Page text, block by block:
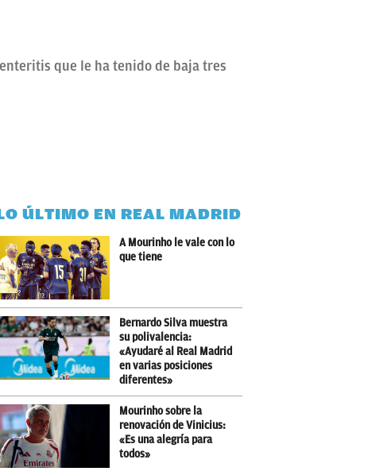
que le ha tenido de baja tres
ÚLTIMO EN REAL MADRID
A Mourinho le vale con lo
que tiene
Bernardo Silva muestra
su polivalencia:
«Ayudaré al Real Madrid
en varias posiciones
diferentes»
Mourinho sobre la
renovación de Vinicius:
«Es una alegría para
todos»